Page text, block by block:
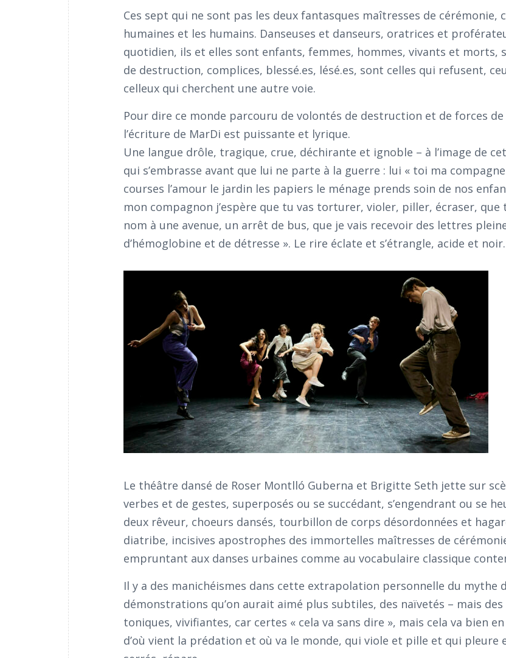
Ces sept qui ne sont pas les deux fantasques maîtresses de cérémonie,
humaines et les humains. Danseuses et danseurs, oratrices et
quotidien, ils et elles sont enfants, femmes, hommes, vivants et morts,
de destruction, complices, blessé.es, lésé.es, sont celles qui refusent,
celleux qui cherchent une autre voie.
Pour dire ce monde parcouru de volontés de destruction et de forces
l’écriture de MarDi est puissante et lyrique.
Une langue drôle, tragique, crue, déchirante et ignoble – à l’image de
qui s’embrasse avant que lui ne parte à la guerre : lui « toi ma
courses l’amour le jardin les papiers le ménage prends soin de nos
mon compagnon j’espère que tu vas torturer, violer, piller, écraser, que
nom à une avenue, un arrêt de bus, que je vais recevoir des lettres
d’hémoglobine et de détresse ». Le rire éclate et s’étrangle, acide et noir.
Le théâtre dansé de Roser Montlló Guberna et Brigitte Seth jette sur
verbes et de gestes, superposés ou se succédant, s’engendrant ou se
deux rêveur, choeurs dansés, tourbillon de corps désordonnées et
diatribe, incisives apostrophes des immortelles maîtresses de
empruntant aux danses urbaines comme au vocabulaire classique
Il y a des manichéismes dans cette extrapolation personnelle du mythe
démonstrations qu’on aurait aimé plus subtiles, des naïvetés – mais des
toniques, vivifiantes, car certes « cela va sans dire », mais cela va bien
d’où vient la prédation et où va le monde, qui viole et pille et qui pleure